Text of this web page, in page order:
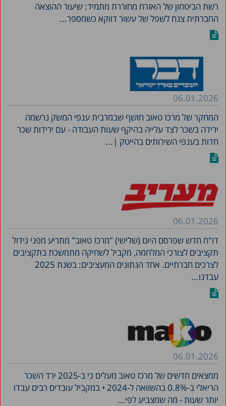
רשת הביטחון של האזרח מחוררת מתמיד: שיעור ההוצאה
החברתית צנח לשפל של עשור דווקא כשמספר...
06.01.2026
המחקר של מרכז טאוב חושף שבמרבית ענפי המשק נרשמה
ירידה בשכר לצד עלייה בהיקף שעות העבודה - עם ירידות שכר
חדות בענפי השירותים בהייטק |...
06.01.2026
דו"ח חדש שפרסם היום (שלישי) "מרכז טאוב" מתריע מפני גידול
תקציבים לצורכי המלחמה, מקביל לשחיקה מתמשכת בתקציבים
לצרכים חברתיים. אחד הנתונים המעציבים: בשנת 2025
עבדנו...
06.01.2026
ממצאים חדשים של מרכז טאוב מעלים כי ב-2025 ירד השכר
הריאלי ב-0.8% בהשוואה ל-2024 • במקביל עובדים רבים עבדו
יותר שעות - מה שמצביע לפי...